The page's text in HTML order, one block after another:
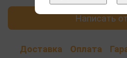
Написать
Доставка Оплата